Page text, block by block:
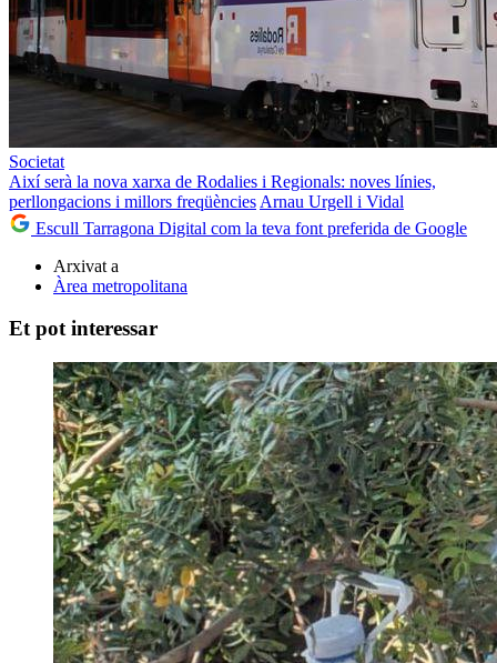
Societat
Així serà la nova xarxa de Rodalies i Regionals: noves línies,
perllongacions i millors freqüències Arnau Urgell i Vidal
Escull Tarragona Digital com la teva font preferida de Google
Arxivat a
Àrea metropolitana
Et pot interessar